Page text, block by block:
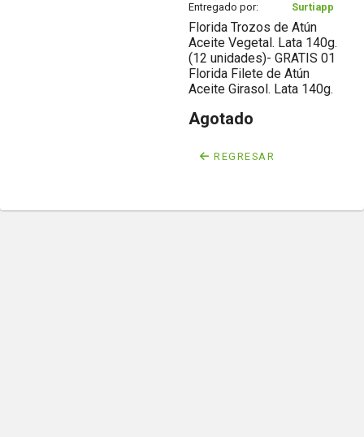
Entregado por: Surtiapp
Florida Trozos de Atún
Aceite Vegetal. Lata 140g.
(12 unidades)- GRATIS 01
Florida Filete de Atún
Aceite Girasol. Lata 140g.
Agotado
REGRESAR